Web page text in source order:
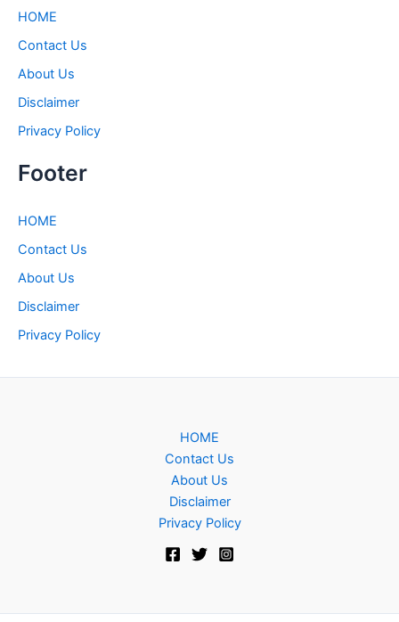
HOME
Contact Us
About Us
Disclaimer
Privacy Policy
Footer
HOME
Contact Us
About Us
Disclaimer
Privacy Policy
HOME
Contact Us
About Us
Disclaimer
Privacy Policy